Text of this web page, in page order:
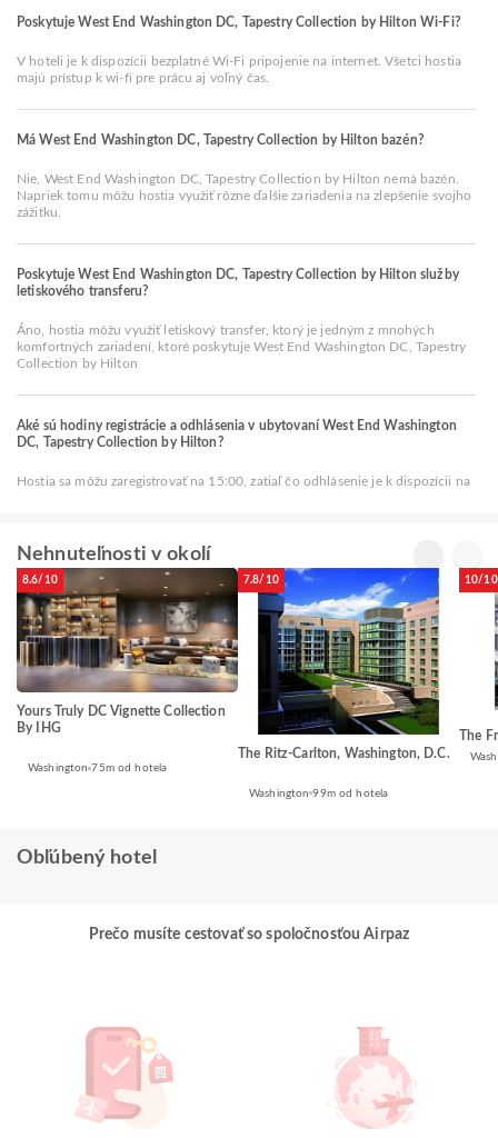
Poskytuje West End Washington DC, Tapestry Collection by Hilton Wi-Fi?
V hoteli je k dispozícii bezplatné Wi-Fi pripojenie na internet. Všetci hostia
majú prístup k wi-fi pre prácu aj voľný čas.
Má West End Washington DC, Tapestry Collection by Hilton bazén?
Nie, West End Washington DC, Tapestry Collection by Hilton nemá bazén.
Napriek tomu môžu hostia využiť rôzne ďalšie zariadenia na zlepšenie svojho
zážitku.
Poskytuje West End Washington DC, Tapestry Collection by Hilton služby
letiskového transferu?
Áno, hostia môžu využiť letiskový transfer, ktorý je jedným z mnohých
komfortných zariadení, ktoré poskytuje West End Washington DC, Tapestry
Collection by Hilton
Aké sú hodiny registrácie a odhlásenia v ubytovaní West End Washington
DC, Tapestry Collection by Hilton?
Hostia sa môžu zaregistrovať na 15:00, zatiaľ čo odhlásenie je k dispozícii na
Nehnuteľnosti v okolí
8.6/10
Yours Truly DC Vignette Collection
By IHG
Washington 75m od hotela
7.8/10
The Ritz-Carlton, Washington, D.C.
Washington 99m od hotela
10/10
The
Obľúbený hotel
Prečo musíte cestovať so spoločnosťou Airpaz